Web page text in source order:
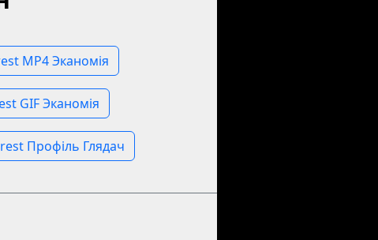
MP4 Эканомія
GIF Эканомія
Профіль Глядач